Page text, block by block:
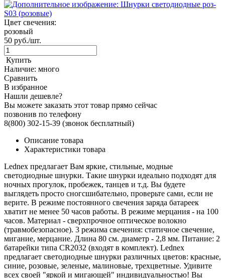
Цвет свечения:
розовый
50 руб./шт.
Купить
Наличие: много
Сравнить
В избранное
Нашли дешевле?
Вы можете заказать этот товар прямо сейчас
позвонив по телефону
8(800) 302-15-39 (звонок бесплатный)
Описание товара
Характеристики товара
Lednex предлагает Вам яркие, стильные, модные
светодиодные шнурки. Такие шнурки идеально подходят для
ночных прогулок, пробежек, танцев и т.д. Вы будете
выглядеть просто сногсшибательно, проверьте сами, если не
верите. В режиме постоянного свечения заряда батареек
хватит не менее 50 часов работы. В режиме мерцания - на 100
часов. Материал - сверхпрочное оптическое волокно
(травмобезопасное). 3 режима свечения: статичное свечение,
мигание, мерцание. Длина 80 см. диаметр - 2,8 мм. Питание: 2
батарейки типа CR2032 (входят в комплект). Lednex
предлагает светодиодные шнурки различных цветов: красные,
синие, розовые, зеленые, малиновые, трехцветные. Удивите
всех своей "яркой и мигающей" индивидуальностью! Вы